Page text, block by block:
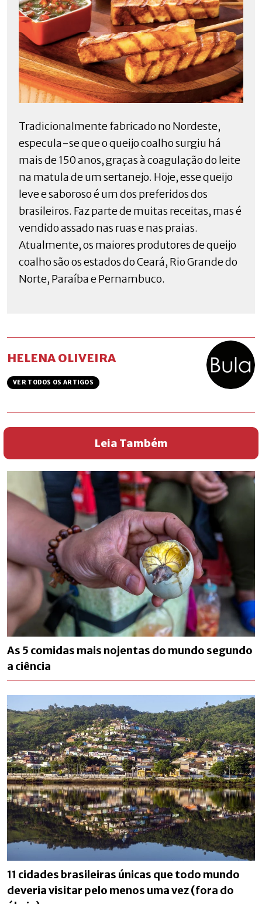
Tradicionalmente fabricado no Nordeste,
especula-se que o queijo coalho surgiu há
mais de 150 anos, graças à coagulação do leite
na matula de um sertanejo. Hoje, esse queijo
leve e saboroso é um dos preferidos dos
brasileiros. Faz parte de muitas receitas, mas é
vendido assado nas ruas e nas praias.
Atualmente, os maiores produtores de queijo
coalho são os estados do Ceará, Rio Grande do
Norte, Paraíba e Pernambuco.
HELENA OLIVEIRA
VER TODOS OS ARTIGOS
Leia Também
As 5 comidas mais nojentas do mundo segundo
a ciência
11 cidades brasileiras únicas que todo mundo
deveria visitar pelo menos uma vez (fora do